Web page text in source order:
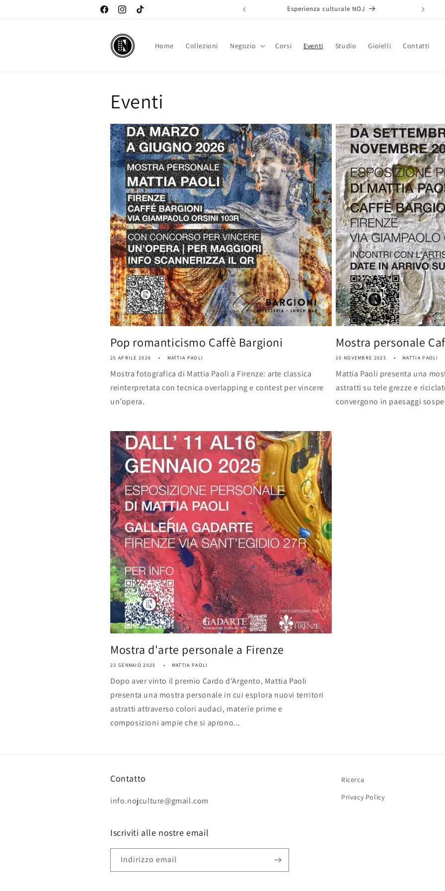
FacebookInstagram
TikTok
Esperienza culturale NOJ Benvenuti nel nostro negozio
Home Collezioni Negozio Corsi Eventi Studio Gioielli Contatti
Eventi
Pop romanticismo Caffè Bargioni
25 APRILE 2026 MATTIA PAOLI
Mostra fotografica di Mattia Paoli a Firenze: arte classica
reinterpretata con tecnica overlapping e contest per vincere
un’opera.
Mostra personale
10 NOVEMBRE 2025 MATTIA PAOLI
Mattia Paoli presenta una
astratti su tele grezze e
convergono in paesaggi
Mostra d'arte personale a Firenze
23 GENNAIO 2025 MATTIA PAOLI
Dopo aver vinto il premio Cardo d'Argento, Mattia Paoli
presenta una mostra personale in cui esplora nuovi territori
astratti attraverso colori audaci, materie prime e
composizioni ampie che si aprono...
Contatto
info.nojculture@gmail.com
Ricerca
Privacy Policy
Iscriviti alle nostre email
Indirizzo email